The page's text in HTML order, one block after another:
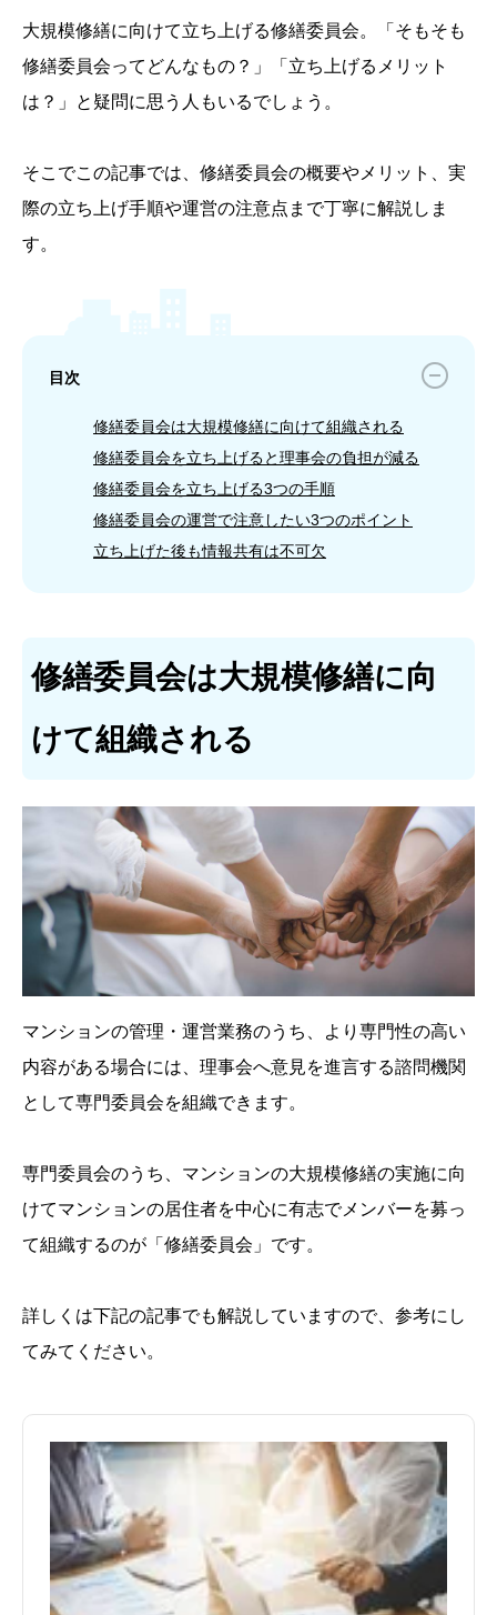
大規模修繕に向けて立ち上げる修繕委員会。「そもそも
修繕委員会ってどんなもの？」「立ち上げるメリット
は？」と疑問に思う人もいるでしょう。
そこでこの記事では、修繕委員会の概要やメリット、実
際の立ち上げ手順や運営の注意点まで丁寧に解説しま
す。
目次
修繕委員会は大規模修繕に向けて組織される
修繕委員会を立ち上げると理事会の負担が減る
修繕委員会を立ち上げる3つの手順
修繕委員会の運営で注意したい3つのポイント
立ち上げた後も情報共有は不可欠
修繕委員会は大規模修繕に向
けて組織される
マンションの管理・運営業務のうち、より専門性の高い
内容がある場合には、理事会へ意見を進言する諮問機関
として専門委員会を組織できます。
専門委員会のうち、マンションの大規模修繕の実施に向
けてマンションの居住者を中心に有志でメンバーを募っ
て組織するのが「修繕委員会」です。
詳しくは下記の記事でも解説していますので、参考にし
てみてください。